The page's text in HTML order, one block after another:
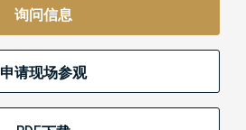
询问信息
申请现场参观